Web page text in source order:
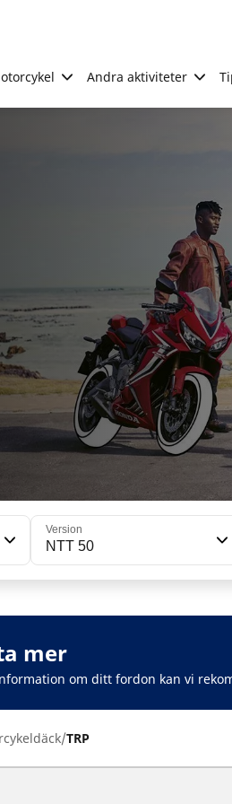
Andra aktiviteter
Version
NTT 50
mer
om ditt fordon kan vi
TRP